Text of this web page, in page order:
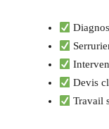
Devis
Travail